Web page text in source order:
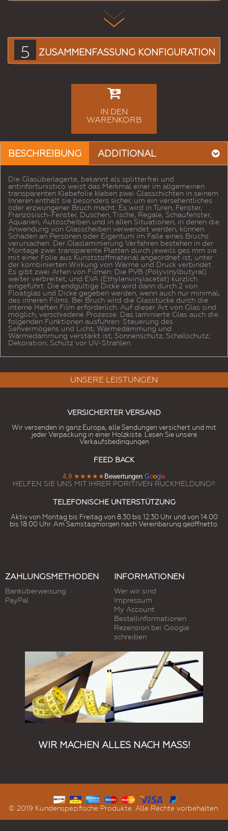
5 ZUSAMMENFASSUNG KONFIGURATION
IN DEN
WARENKORB
BESCHREIBUNG ADDITIONAL
Die Glasüberlagerte, bekannt als splitterfrei und
antinfortunistico weist das Merkmal einer im allgemeinen
transparenten Klebefolie kleben zwei Glasschichten in seinem
Inneren enthält sie besonders sicher, um ein versehentliches
oder erzwungener Bruch macht. Es wird in Türen, Fenster,
Französisch-Fenster, Duschen, Tische, Regale, Schaufenster,
Aquarien, Autoscheiben und in allen Situationen, in denen die
Anwendung von Glasscheiben verwendet werden, können
Schäden an Personen oder Eigentum im Falle eines Bruchs
verursachen .Der Glaslaminierung Verfahren bestehen in der
Montage zwei transparente Platten durch jeweils ges mm sie
mit einer Folie aus Kunststoffmaterial angeordnet ist, unter
der kombinierten Wirkung von Wärme und Druck verbindet.
Es gibt zwei Arten von Filmen: Die PVB (Polyvinylbutyral)
weiter verbreitet, und EVA (Ethylenvinylacetat) kürzlich
eingeführt. Die endgültige Dicke wird dann durch 2 von
Floatglas und Dicke gegeben werden, wenn auch nur minimal,
des inneren Films. Bei Bruch wird die Glasstücke durch die
interne Haften Film erforderlich. Auf dieser Art von Glas sind
möglich, verschiedene Prozesse. Das laminierte Glas auch die
folgenden Funktionen ausführen: Steuerung des
Sehvermögens und Licht; Wärmedämmung und
Wärmedämmung verstärkt ist; Sonnenschutz; Schallschutz;
Dekoration; Schutz vor UV-Strahlen.
UNSERE LEISTUNGEN
VERSICHERTER VERSAND
Wir versenden in ganz Europa, alle Sendungen versichert und mit
jeder Verpackung in einer Holzkiste. Lesen Sie unsere
Verkaufsbedingungen
FEED BACK
4,9 ★★★★★ Bewertungen Goog e
HELFEN SIE UNS MIT IHRER PORITIVEN RUCKMELDUNG!!
TELEFONISCHE UNTERSTÜTZUNG
Aktiv von Montag bis Freitag von 8.30 bis 12.30 Uhr und von 14.00
bis 18.00 Uhr. Am Samstagmorgen nach Vereinbarung geöffnetto.
ZAHLUNGSMETHODEN
Banküberweisung
PayPal
INFORMATIONEN
Wer wir sind
Impressum
My Account
Bestellinformationen
Rezension bei Google
schreiben
WIR MACHEN ALLES NACH MASS!
© 2019 Kundenspezifische Produkte. Alle Rechte vorbehalten.